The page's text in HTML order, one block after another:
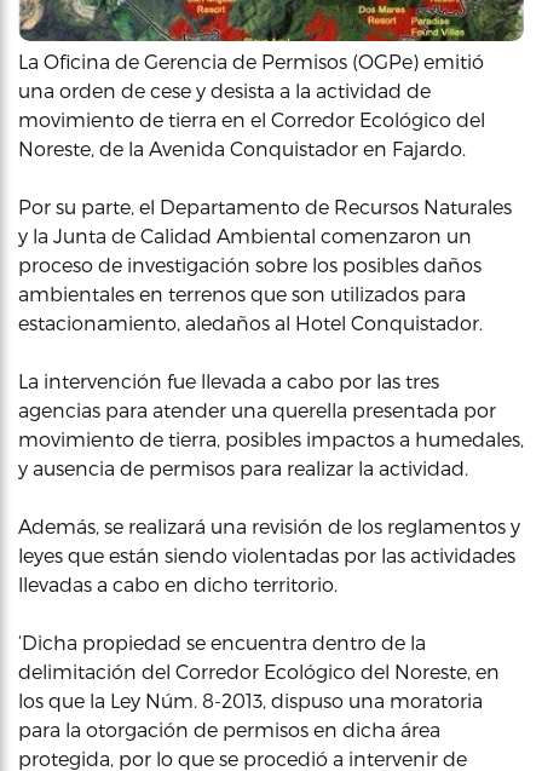
La Oficina de Gerencia de Permisos (OGPe) emitió
una orden de cese y desista a la actividad de
movimiento de tierra en el Corredor Ecológico del
Noreste, de la Avenida Conquistador en Fajardo.
Por su parte, el Departamento de Recursos Naturales
y la Junta de Calidad Ambiental comenzaron un
proceso de investigación sobre los posibles daños
ambientales en terrenos que son utilizados para
estacionamiento, aledaños al Hotel Conquistador.
La intervención fue llevada a cabo por las tres
agencias para atender una querella presentada por
movimiento de tierra, posibles impactos a humedales,
y ausencia de permisos para realizar la actividad.
Además, se realizará una revisión de los reglamentos y
leyes que están siendo violentadas por las actividades
llevadas a cabo en dicho territorio.
‘Dicha propiedad se encuentra dentro de la
delimitación del Corredor Ecológico del Noreste, en
los que la Ley Núm. 8-2013, dispuso una moratoria
para la otorgación de permisos en dicha área
protegida, por lo que se procedió a intervenir de